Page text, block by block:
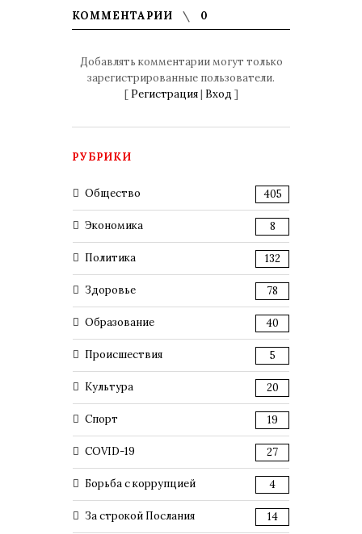
КОММЕНТАРИИ 0
Добавлять комментарии могут только
зарегистрированные пользователи.
[ Регистрация| Вход ]
РУБРИКИ
Общество 405
Экономика 8
Политика 132
Здоровье 78
Образование 40
Происшествия 5
Культура 20
Спорт 19
COVID-19 27
Борьба с коррупцией 4
За строкой Послания 14